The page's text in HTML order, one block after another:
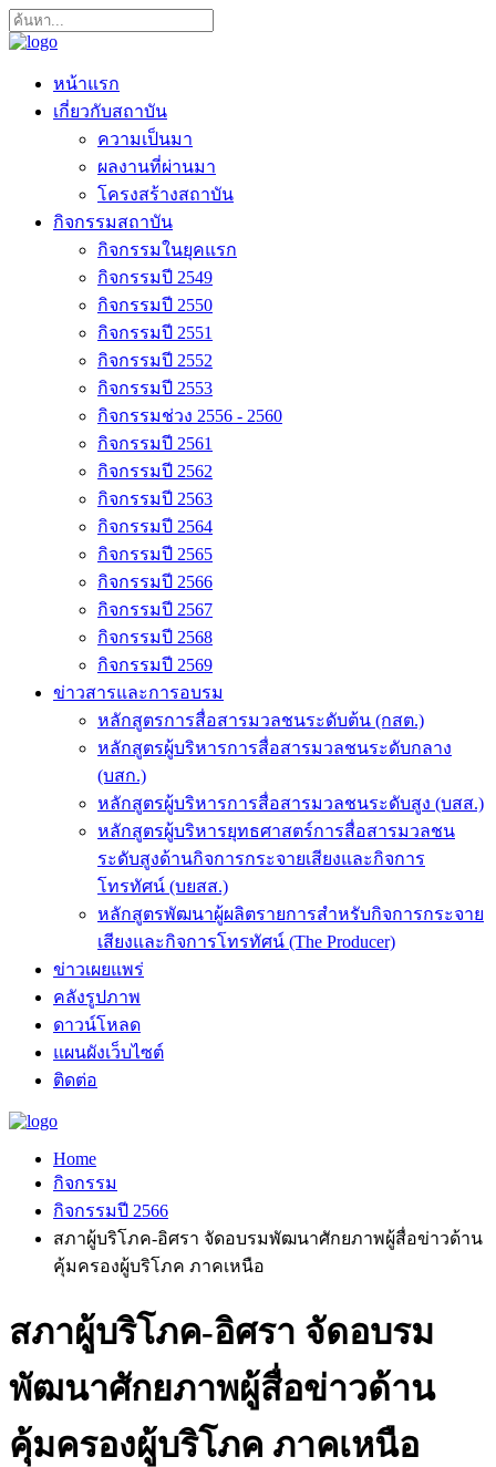
หน้าแรก
เกี่ยวกับสถาบัน
ความเป็นมา
ผลงานที่ผ่านมา
โครงสร้างสถาบัน
กิจกรรมสถาบัน
กิจกรรมในยุคแรก
กิจกรรมปี 2549
กิจกรรมปี 2550
กิจกรรมปี 2551
กิจกรรมปี 2552
กิจกรรมปี 2553
กิจกรรมช่วง 2556 - 2560
กิจกรรมปี 2561
กิจกรรมปี 2562
กิจกรรมปี 2563
กิจกรรมปี 2564
กิจกรรมปี 2565
กิจกรรมปี 2566
กิจกรรมปี 2567
กิจกรรมปี 2568
กิจกรรมปี 2569
ข่าวสารและการอบรม
หลักสูตรการสื่อสารมวลชนระดับต้น (กสต.)
หลักสูตรผู้บริหารการสื่อสารมวลชนระดับกลาง
(บสก.)
หลักสูตรผู้บริหารการสื่อสารมวลชนระดับสูง (บสส.)
หลักสูตรผู้บริหารยุทธศาสตร์การสื่อสารมวลชน
ระดับสูงด้านกิจการกระจายเสียงและกิจการ
โทรทัศน์ (บยสส.)
หลักสูตรพัฒนาผู้ผลิตรายการสำหรับกิจการกระจาย
เสียงและกิจการโทรทัศน์ (The Producer)
ข่าวเผยแพร่
คลังรูปภาพ
ดาวน์โหลด
แผนผังเว็บไซต์
ติดต่อ
Home
กิจกรรม
กิจกรรมปี 2566
สภาผู้บริโภค-อิศรา จัดอบรมพัฒนาศักยภาพผู้สื่อข่าวด้าน
คุ้มครองผู้บริโภค ภาคเหนือ
สภาผู้บริโภค-อิศรา จัดอบรม
พัฒนาศักยภาพผู้สื่อข่าวด้าน
คุ้มครองผู้บริโภค ภาคเหนือ